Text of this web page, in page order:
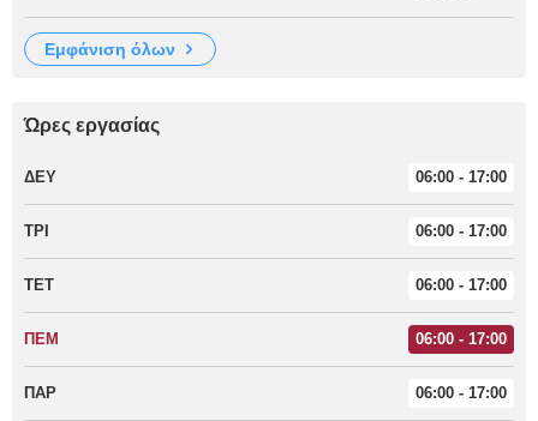
εμφάνιση όλων
Ώρες εργασίας
ΔΕΥ 06:00 - 17:00
ΤΡΙ 06:00 - 17:00
ΤΕΤ 06:00 - 17:00
ΠΕΜ 06:00 - 17:00
ΠΑΡ 06:00 - 17:00